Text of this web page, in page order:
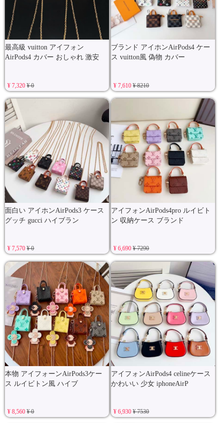
最高級 vuitton アイフォン
AirPods4 カバー おしゃれ 激安
¥ 7,320¥ 0
ブランド アイホンAirPods4 ケー
ス vuitton風 偽物 カバー
¥ 7,610¥ 8210
面白い アイホンAirPods3 ケース
グッチ gucci ハイブラン
¥ 7,570¥ 0
アイフォンAirPods4pro ルイビト
ン 収納ケース ブランド
¥ 6,690¥ 7290
本物 アイフォーンAirPods3ケー
ス ルイビトン風 ハイブ
¥ 8,560¥ 0
アイフォンAirPods4 celineケース
かわいい 少女 iphoneAirP
¥ 6,930¥ 7530